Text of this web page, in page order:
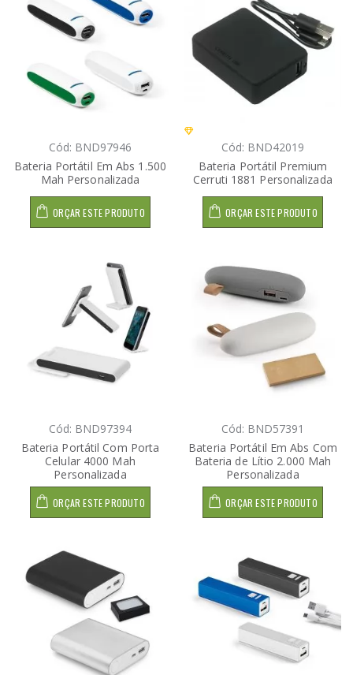
Cód: BND97946
Bateria Portátil Em Abs 1.500
Mah Personalizada
ORÇAR ESTE PRODUTO
Cód: BND42019
Bateria Portátil Premium
Cerruti 1881 Personalizada
ORÇAR ESTE PRODUTO
Cód: BND97394
Bateria Portátil Com Porta
Celular 4000 Mah
Personalizada
ORÇAR ESTE PRODUTO
Cód: BND57391
Bateria Portátil Em Abs Com
Bateria de Lítio 2.000 Mah
Personalizada
ORÇAR ESTE PRODUTO